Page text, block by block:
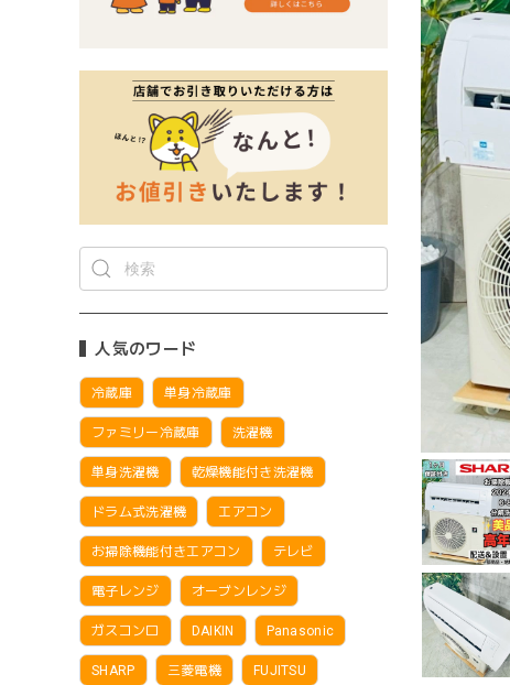
人気のワード
冷蔵庫 単身冷蔵庫
ファミリー冷蔵庫 洗濯機
単身洗濯機 乾燥機能付き洗濯機
ドラム式洗濯機 エアコン
お掃除機能付きエアコン テレビ
電子レンジ オーブンレンジ
ガスコンロ DAIKIN Panasonic
SHARP 三菱電機 FUJITSU